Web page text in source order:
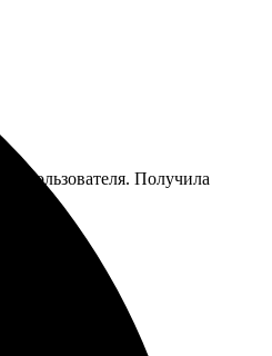
пользователя. Получила